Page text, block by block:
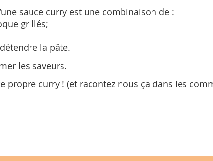
sauce curry est une combinaison de :
grillés;
la pâte.
les saveurs.
propre curry ! (et racontez nous ça dans les